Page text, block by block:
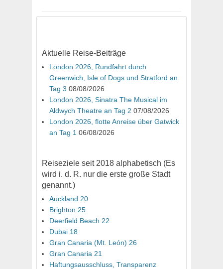
Aktuelle Reise-Beiträge
London 2026, Rundfahrt durch
Greenwich, Isle of Dogs und Stratford an
Tag 3 08/08/2026
London 2026, Sinatra The Musical im
Aldwych Theatre an Tag 2 07/08/2026
London 2026, flotte Anreise über Gatwick
an Tag 1 06/08/2026
Reiseziele seit 2018 alphabetisch (Es
wird i. d. R. nur die erste große Stadt
genannt.)
Auckland 20
Brighton 25
Deerfield Beach 22
Dubai 18
Gran Canaria (Mt. León) 26
Gran Canaria 21
Haftungsausschluss, Transparenz